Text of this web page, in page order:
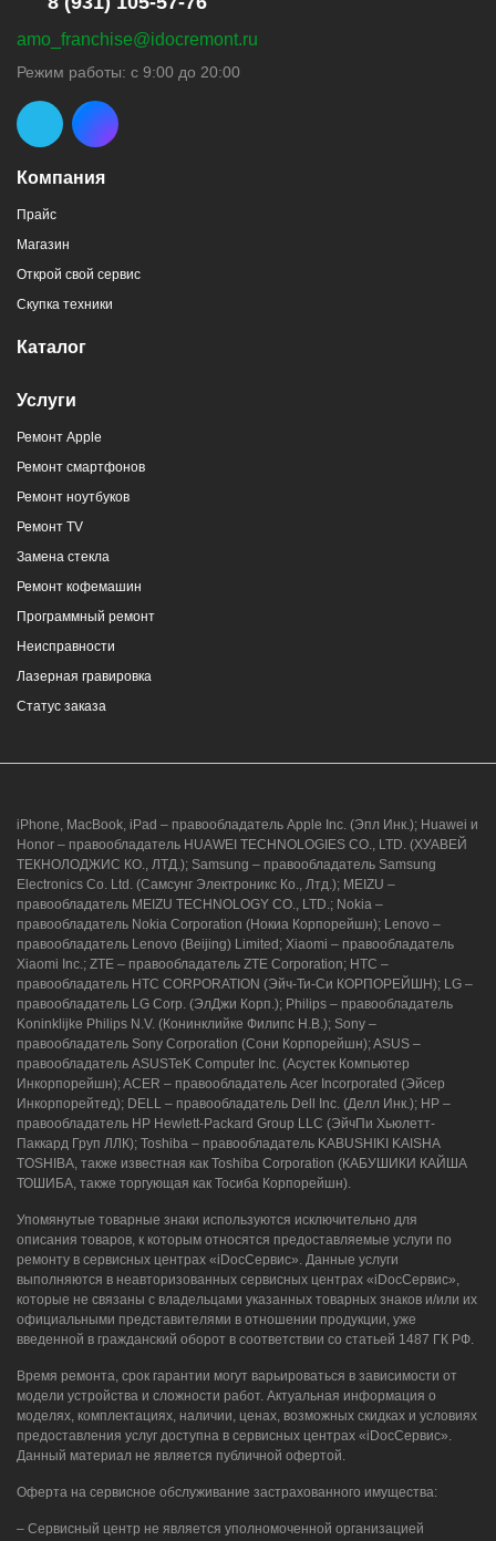
Компания
Прайс
Магазин
Открой свой сервис
Скупка техники
Каталог
Услуги
Ремонт Apple
Ремонт смартфонов
Ремонт ноутбуков
Ремонт TV
Замена стекла
Ремонт кофемашин
Программный ремонт
Неисправности
Лазерная гравировка
Статус заказа
amo_franchise@idocremont.ru
Режим работы: с 9:00 до 20:00
iPhone, MacBook, iPad – правообладатель Apple Inc. (Эпл Инк.); Huawei и
Honor – правообладатель HUAWEI TECHNOLOGIES CO., LTD. (ХУАВЕЙ
ТЕКНОЛОДЖИС КО., ЛТД.); Samsung – правообладатель Samsung
Electronics Co. Ltd. (Самсунг Электроникс Ко., Лтд.); MEIZU –
правообладатель MEIZU TECHNOLOGY CO., LTD.; Nokia –
правообладатель Nokia Corporation (Нокиа Корпорейшн); Lenovo –
правообладатель Lenovo (Beijing) Limited; Xiaomi – правообладатель
Xiaomi Inc.; ZTE – правообладатель ZTE Corporation; HTC –
правообладатель HTC CORPORATION (Эйч-Ти-Си КОРПОРЕЙШН); LG –
правообладатель LG Corp. (ЭлДжи Корп.); Philips – правообладатель
Koninklijke Philips N.V. (Конинклийке Филипс Н.В.); Sony –
правообладатель Sony Corporation (Сони Корпорейшн); ASUS –
правообладатель ASUSTeK Computer Inc. (Асустек Компьютер
Инкорпорейшн); ACER – правообладатель Acer Incorporated (Эйсер
Инкорпорейтед); DELL – правообладатель Dell Inc. (Делл Инк.); HP –
правообладатель HP Hewlett-Packard Group LLC (ЭйчПи Хьюлетт-
Паккард Груп ЛЛК); Toshiba – правообладатель KABUSHIKI KAISHA
TOSHIBA, также известная как Toshiba Corporation (КАБУШИКИ КАЙША
ТОШИБА, также торгующая как Тосиба Корпорейшн).
Упомянутые товарные знаки используются исключительно для
описания товаров, к которым относятся предоставляемые услуги по
ремонту в сервисных центрах «iDocСервис». Данные услуги
выполняются в неавторизованных сервисных центрах «iDocСервис»,
которые не связаны с владельцами указанных товарных знаков и/или их
официальными представителями в отношении продукции, уже
введенной в гражданский оборот в соответствии со статьей 1487 ГК РФ.
Время ремонта, срок гарантии могут варьироваться в зависимости от
модели устройства и сложности работ. Актуальная информация о
моделях, комплектациях, наличии, ценах, возможных скидках и условиях
предоставления услуг доступна в сервисных центрах «iDocСервис».
Данный материал не является публичной офертой.
Оферта на сервисное обслуживание застрахованного имущества:
– Сервисный центр не является уполномоченной организацией